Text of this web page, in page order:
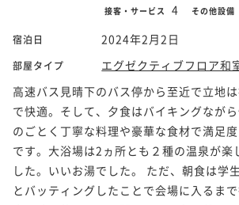
接客・サービス 4 その他設備
宿泊日 2024年2月2日
部屋タイプ
エグゼクティブフロア和
高速バス見晴下のバス停から至近で立地
で快適。そして、夕食はバイキングなが
のごとく丁寧な料理や豪華な食材で満足
です。大浴場は2ヵ所とも２種の温泉が楽
した。いいお湯でした。 ただ、朝食は学
とバッティングしたことで会場に入るま